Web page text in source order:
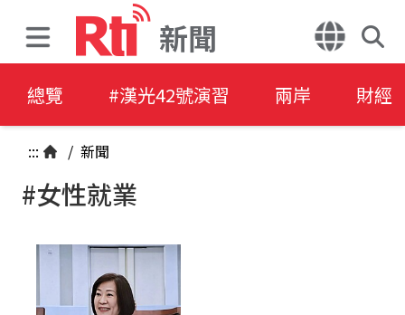
新聞
總覽 #漢光42號演習 兩岸 財經
::: / 新聞
#女性就業